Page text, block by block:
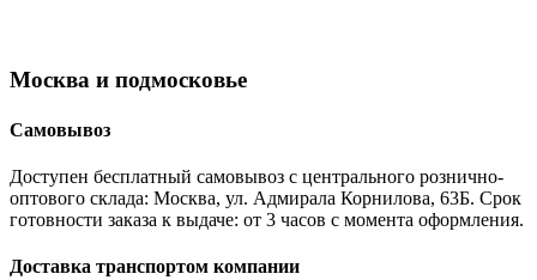
Москва и подмосковье
Самовывоз
Доступен бесплатный самовывоз с центрального рознично-
оптового склада: Москва, ул. Адмирала Корнилова, 63Б. Срок
готовности заказа к выдаче: от 3 часов с момента оформления.
Доставка транспортом компании